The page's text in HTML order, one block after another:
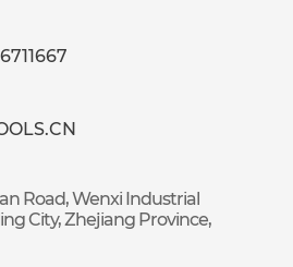
Road, Wenxi Industrial
City, Zhejiang Province,